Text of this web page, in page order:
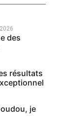
des
résultats
je